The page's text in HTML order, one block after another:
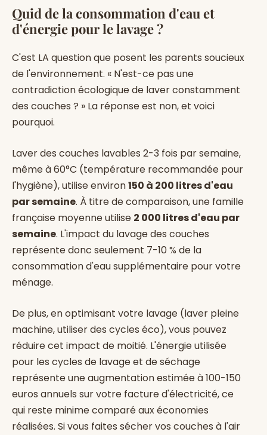
Quid de la consommation d'eau et
d'énergie pour le lavage ?
C'est LA question que posent les parents soucieux
de l'environnement. « N'est-ce pas une
contradiction écologique de laver constamment
des couches ? » La réponse est non, et voici
pourquoi.
Laver des couches lavables 2-3 fois par semaine,
même à 60°C (température recommandée pour
l'hygiène), utilise environ150 à 200 litres d'eau
par semaine. À titre de comparaison, une famille
française moyenne utilise 2 000 litres d'eau par
semaine. L'impact du lavage des couches
représente donc seulement 7-10 % de la
consommation d'eau supplémentaire pour votre
ménage.
De plus, en optimisant votre lavage (laver pleine
machine, utiliser des cycles éco), vous pouvez
réduire cet impact de moitié. L'énergie utilisée
pour les cycles de lavage et de séchage
représente une augmentation estimée à 100-150
euros annuels sur votre facture d'électricité, ce
qui reste minime comparé aux économies
réalisées. Si vous faites sécher vos couches à l'air